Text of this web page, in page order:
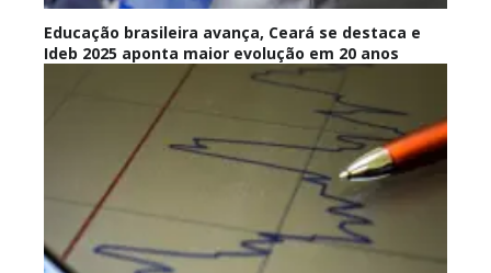
Educação brasileira avança, Ceará se destaca e
Ideb 2025 aponta maior evolução em 20 anos